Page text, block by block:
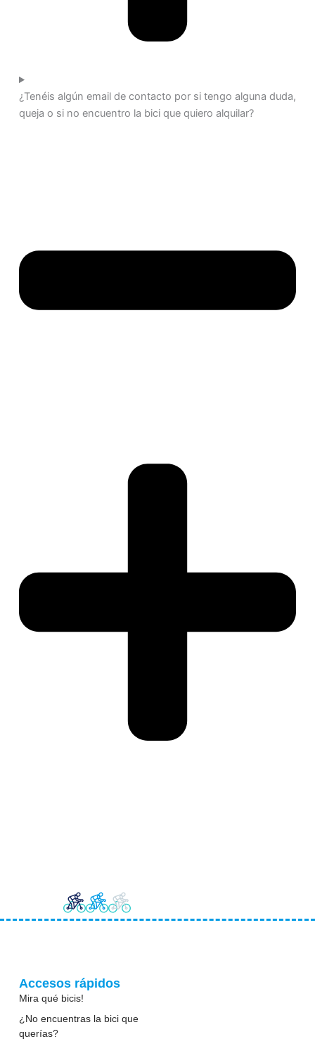
¿Tenéis algún email de contacto por si tengo alguna duda,
queja o si no encuentro la bici que quiero alquilar?
Accesos rápidos
Mira qué bicis!
¿No encuentras la bici que
querías?